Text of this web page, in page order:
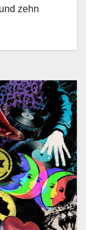
zehn